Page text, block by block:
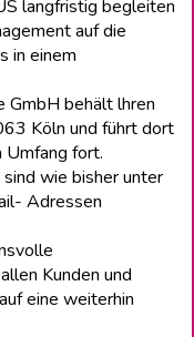
langfristig begleiten
auf die
in einem
GmbH behält lhren
Köln und führt dort
fort.
wie bisher unter
Adressen
Kunden und
eine weiterhin